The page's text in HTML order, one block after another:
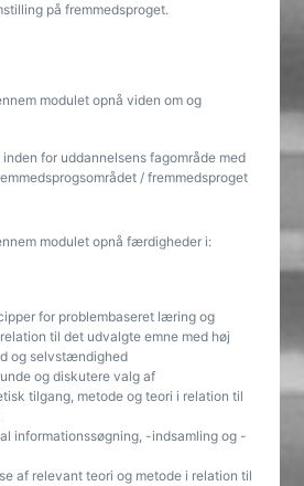
på fremmedsproget.
modulet opnå viden om og
for uddannelsens fagområde med
/ fremmedsproget
modulet opnå færdigheder i:
for problembaseret læring og
til det udvalgte emne med høj
og selvstændighed
og diskutere valg af
tilgang, metode og teori i relation til
informationssøgning, -indsamling og -
af relevant teori og metode i relation til